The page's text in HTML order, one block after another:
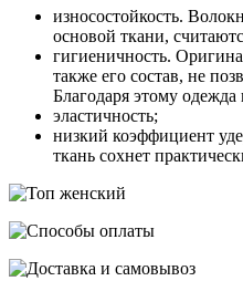
износостойкость.
основой ткани,
гигиеничность.
также его состав, не
Благодаря этому одежда
эластичность;
низкий коэффициент
ткань сохнет